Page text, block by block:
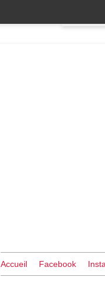
Accueil Facebook